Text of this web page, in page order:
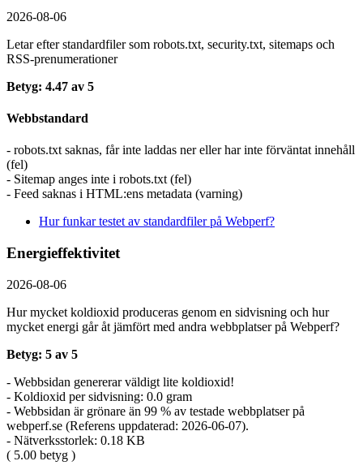
2026-08-06
Letar efter standardfiler som robots.txt, security.txt, sitemaps och
RSS-prenumerationer
Betyg: 4.47 av 5
Webbstandard
- robots.txt saknas, får inte laddas ner eller har inte förväntat innehåll
(fel)
- Sitemap anges inte i robots.txt (fel)
- Feed saknas i HTML:ens metadata (varning)
Hur funkar testet av standardfiler på Webperf?
Energieffektivitet
2026-08-06
Hur mycket koldioxid produceras genom en sidvisning och hur
mycket energi går åt jämfört med andra webbplatser på Webperf?
Betyg: 5 av 5
- Webbsidan genererar väldigt lite koldioxid!
- Koldioxid per sidvisning: 0.0 gram
- Webbsidan är grönare än 99 % av testade webbplatser på
webperf.se (Referens uppdaterad: 2026-06-07).
- Nätverksstorlek: 0.18 KB
( 5.00 betyg )